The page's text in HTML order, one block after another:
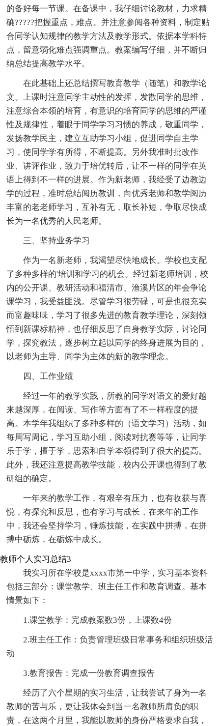
的备好每一节课。在备课中，我仔细讨论教材，力求精
确?????把握重点，难点。并注意参阅各种资料，制定贴
合同学认知规律的教学方法及教学形式。依据本学科特
点，留意弱化难点强调重点。教案编写仔细，并不断归
纳总结提高教学水平。
在此基础上还总结撰写教育教学（随笔）和教学论
文。上课时注意同学主动性的发挥，发散同学的思维，
注意综合本领的培育，有意识的培育同学的思维的严谨
性及规律性，着眼于同学学习习惯的养成，敬重同学，
发扬教学民主，建立互助学习小组，促进同学自主学
习，使同学学有所得，不断提高。另外我准时批改作
业、讲评作业，致力于培优转后，让不一样的同学在英
语上得到不一样的进展。作为新老师，我经受了边教边
学的过程，准时总结阅历教训，向优秀老师和教学阅历
丰富的老老师学习，互补有无，取长补短，争取尽快成
长为一名优秀的人民老师。
三、坚持业务学习
作为一名新老师，我渴望尽快地成长。学校也支配
了多种多样的'培训和学习的机会。经过新老师培训，校
内的公开课、教研活动和福清市、渔溪片区的年会争论
课学习，我受益匪浅。尽管学习很劳碌，可是也很充实
而富趣味味，学习了很多先进的教育教学理论，深刻领
悟到新课标精神，也仔细反思了自身教学实际，讨论同
学，探究教法，逐步树立起以同学的终身进展为目的，
以老师为主导、同学为主体的新的教学理念。
四、工作业绩
经过一年的教学实践，所教的同学对语文的爱好越
来越深厚，在阅读、写作等方面有了不一样程度的提
高。本学年我组织了多种多样的（语文学习）活动，如
每周写周记，学习互助小组，阅读对抗赛等等，让同学
乐于学，擅于学，思索和自学本领得到了很大的提高。
此外，我还注意提高教学技能，校内公开课也得到了教
研组的确定。
一年来的教学工作，有艰辛有压力，也有收获与喜
悦，有探究和反思，也有学习与成长，在来年的工作
中，我还会坚持学习，锤炼技能，在实践中拼搏，在拼
搏中砺炼，在砺炼中成长。
教师个人实习总结3
我实习所在学校是xxxx市第一中学，实习基本资料
包括三部分：课堂教学、班主任工作和教育调查。基本
情景如下：
1.课堂教学：完成教案数3份，上课数4份
2.班主任工作：负责管理班级日常事务和组织班级活
动
3.教育报告：完成一份教育调查报告
经历了六个星期的实习生活，让我尝试了身为一名
教师的苦与乐，更让我体会到当一名教师所肩负的职
责，在这两个月里，我能以教师的身份严格要求自我，